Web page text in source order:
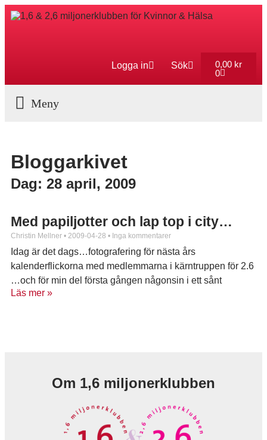
Logga in Sök 0,00 kr
0
Bloggarkivet
Dag: 28 april, 2009
Med papiljotter och lap top i city…
Christin Mellner 2009-04-28 Inga kommentarer
Idag är det dags…fotografering för nästa års
kalenderflickorna med medlemmarna i kärntruppen för 2.6
…och för min del första gången någonsin i ett sånt
sammanhang. Jag avslöjar
Läs mer »
Om 1,6 miljonerklubben